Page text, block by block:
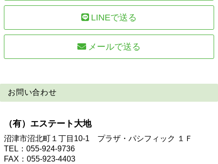
LINEで送る
メールで送る
お問い合わせ
（有）エステート大地
沼津市沼北町１丁目10-1 プラザ・パシフィック １Ｆ
TEL：055-924-9736
FAX：055-923-4403